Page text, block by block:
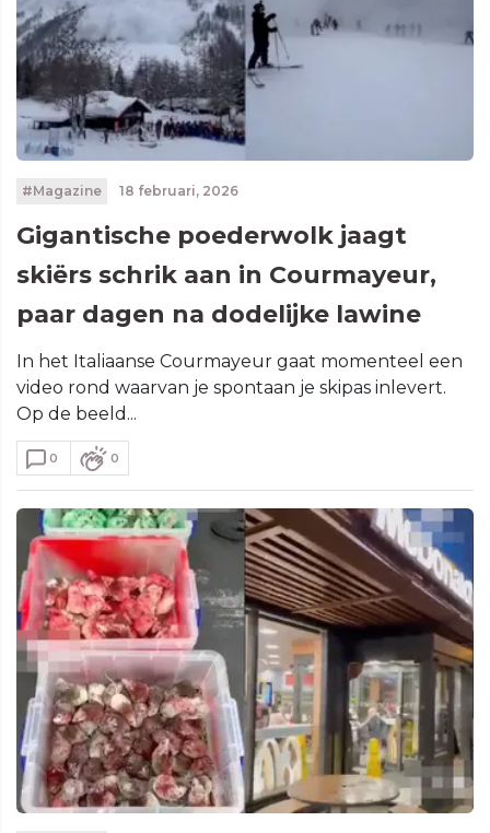
#Magazine 18 februari, 2026
Gigantische poederwolk jaagt
skiërs schrik aan in Courmayeur,
paar dagen na dodelijke lawine
In het Italiaanse Courmayeur gaat momenteel een
video rond waarvan je spontaan je skipas inlevert.
Op de beeld...
0 0